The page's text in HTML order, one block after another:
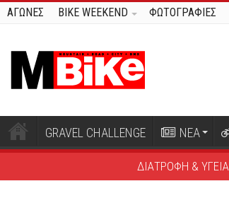
ΑΓΩΝΕΣ BIKE WEEKEND ΦΩΤΟΓΡΑΦΙΕΣ
GRAVEL CHALLENGE ΝΕΑ
ΔΙΑΤΡΟΦΗ & ΥΓΕΙΑ